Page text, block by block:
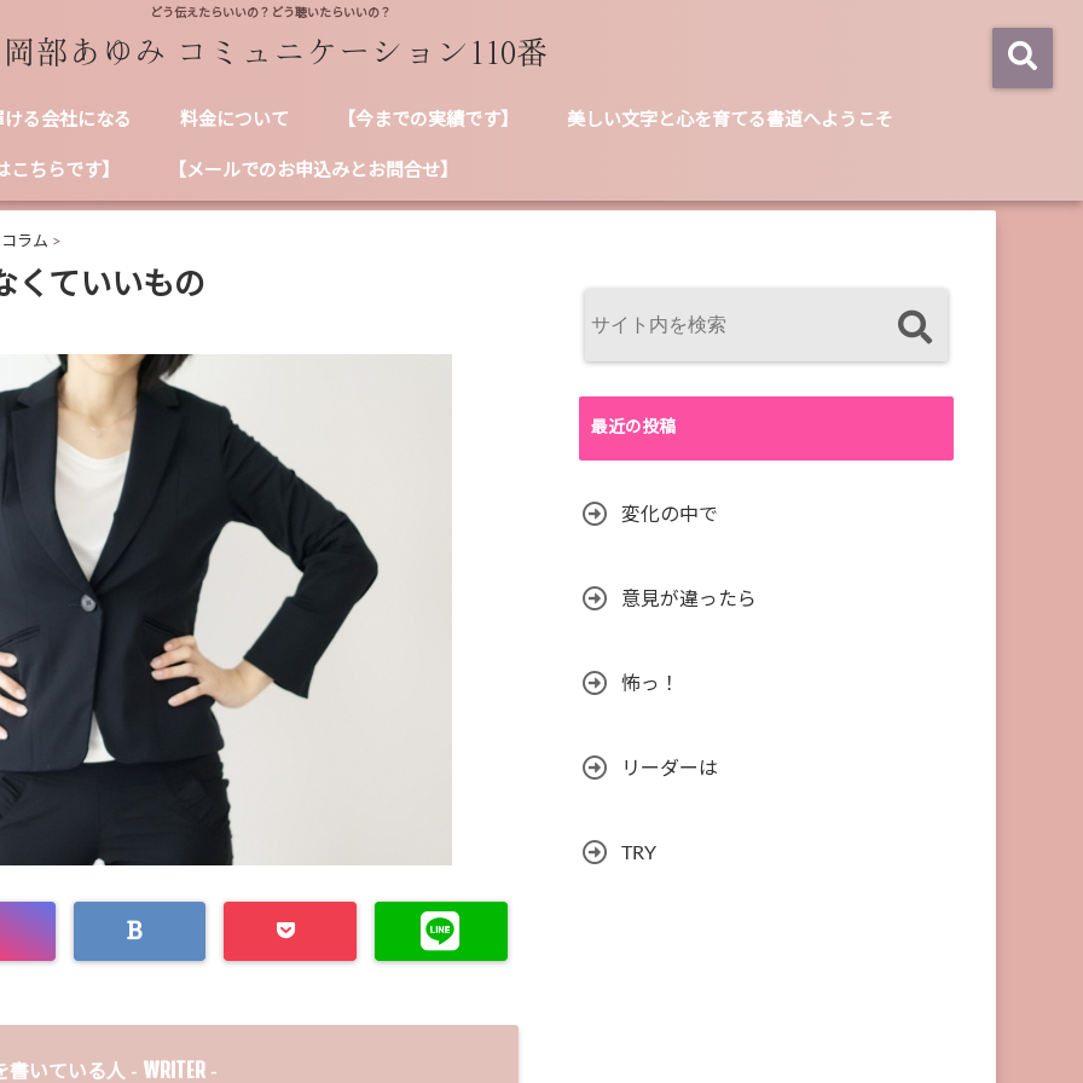
どう伝えたらいいの？どう聴いたらいいの？
る会社になる 料金について 【今までの実績です】 美しい文字と心を育てる書道へようこそ
こちらです】 【メールでのお申込みとお問合せ】
ラム >
くていいもの
書いている人 - WRITER -
最近の投稿
変化の中で
意見が違ったら
怖っ！
リーダーは
TRY